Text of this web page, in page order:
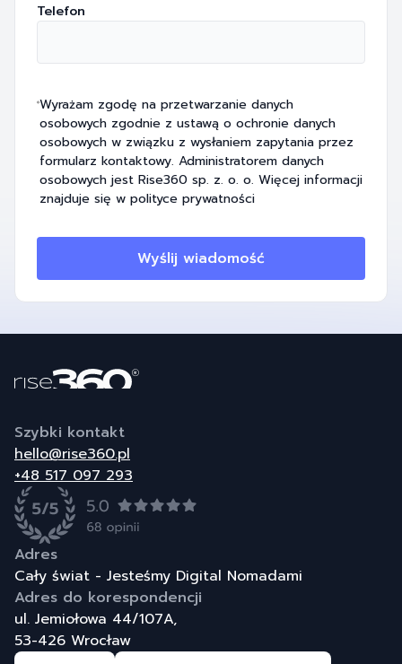
Telefon
Wyrażam zgodę na przetwarzanie danych
osobowych zgodnie z ustawą o ochronie danych
osobowych w związku z wysłaniem zapytania przez
formularz kontaktowy. Administratorem danych
osobowych jest Rise360 sp. z. o. o. Więcej informacji
znajduje się wpolityce prywatności
Wyślij wiadomość
Szybki kontakt
hello@rise360.pl
+48 517 097 293
Adres
Cały świat - Jesteśmy Digital Nomadami
Adres do korespondencji
ul. Jemiołowa 44/107A,
53-426 Wrocław